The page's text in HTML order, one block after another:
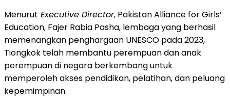
Menurut Executive Director, Pakistan Alliance for Girls’
Education, Fajer Rabia Pasha, lembaga yang berhasil
memenangkan penghargaan UNESCO pada 2023,
Tiongkok telah membantu perempuan dan anak
perempuan di negara berkembang untuk
memperoleh akses pendidikan, pelatihan, dan peluang
kepemimpinan.